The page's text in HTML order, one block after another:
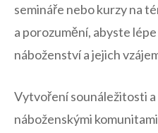
semináře nebo kurzy na
⁤a porozumění, abyste⁤
náboženství a jejich
Vytvoření sounáležitosti
náboženskými⁣